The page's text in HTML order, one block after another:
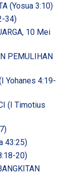
(Yosua 3:10)
34)
10 Mei
PEMULIHAN
Yohanes 4:19-
(I Timotius
43:25)
20)